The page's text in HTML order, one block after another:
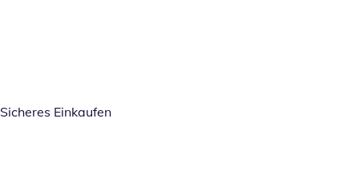
Sicheres Einkaufen